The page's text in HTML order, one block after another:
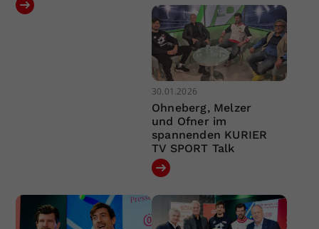
30.01.2026
Ohneberg, Melzer
und Ofner im
spannenden KURIER
TV SPORT Talk